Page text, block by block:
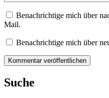
Benachrichtige mich über
Mail.
Benachrichtige mich über
Suche